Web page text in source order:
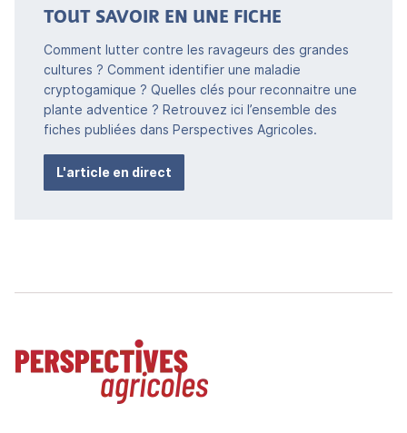
TOUT SAVOIR EN UNE FICHE
Comment lutter contre les ravageurs des grandes
cultures ? Comment identifier une maladie
cryptogamique ? Quelles clés pour reconnaitre une
plante adventice ? Retrouvez ici l’ensemble des
fiches publiées dans Perspectives Agricoles.
L'article en direct